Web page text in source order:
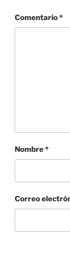
Comentario*
Nombre*
Correo